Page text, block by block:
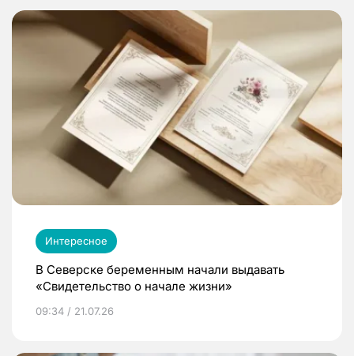
Интересное
В Северске беременным начали выдавать
«Свидетельство о начале жизни»
09:34 / 21.07.26